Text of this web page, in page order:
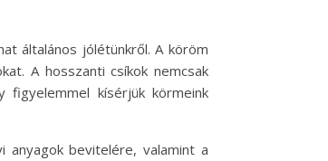
általános jólétünkről. A köröm
A hosszanti csíkok nemcsak
kísérjük körmeink
anyagok bevitelére, valamint a